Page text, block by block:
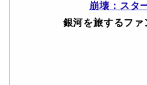
崩壊：スタ
銀河を旅するフ